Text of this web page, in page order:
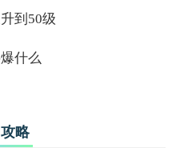
到50级
什么
略